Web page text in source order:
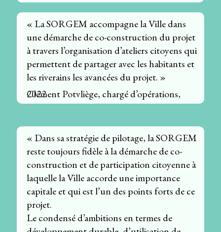
« La SORGEM accompagne la Ville dans
une démarche de co-construction du projet
à travers l’organisation d’ateliers citoyens qui
permettent de partager avec les habitants et
les riverains les avancées du projet. »
Clément Potvliège, chargé d’opérations, 2022
« Dans sa stratégie de pilotage, la SORGEM
reste toujours fidèle à la démarche de co-
construction et de participation citoyenne à
laquelle la Ville accorde une importance
capitale et qui est l’un des points forts de ce
projet.
Le condensé d’ambitions en termes de